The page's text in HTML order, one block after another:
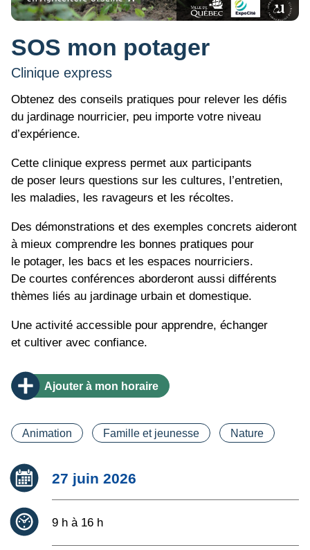
SOS mon potager
Clinique express
Obtenez des conseils pratiques pour relever les défis
du jardinage nourricier, peu importe votre niveau
d’expérience.
Cette clinique express permet aux participants
de poser leurs questions sur les cultures, l’entretien,
les maladies, les ravageurs et les récoltes.
Des démonstrations et des exemples concrets aideront
à mieux comprendre les bonnes pratiques pour
le potager, les bacs et les espaces nourriciers.
De courtes conférences aborderont aussi différents
thèmes liés au jardinage urbain et domestique.
Une activité accessible pour apprendre, échanger
et cultiver avec confiance.
Ajouter à mon horaire
Catégorie(s)
Animation Famille et jeunesse Nature
Date :
27 juin 2026
Heure :
9 h à 16 h